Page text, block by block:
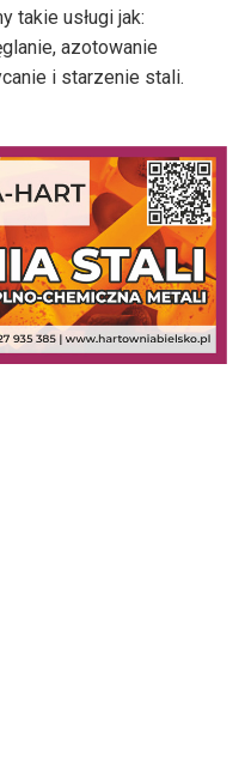
takie usługi jak:
azotowanie
i starzenie stali.